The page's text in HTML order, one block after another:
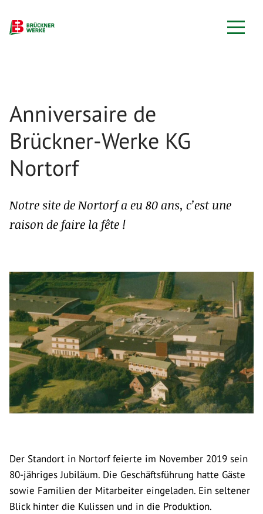
Anniversaire de
Brückner-Werke KG
Nortorf
Notre site de Nortorf a eu 80 ans, c’est une
raison de faire la fête !
Der Standort in Nortorf feierte im November 2019 sein
80-jähriges Jubiläum. Die Geschäftsführung hatte Gäste
sowie Familien der Mitarbeiter eingeladen. Ein seltener
Blick hinter die Kulissen und in die Produktion.